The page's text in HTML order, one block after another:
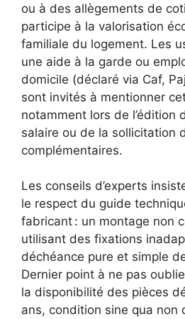
ou à des allègements de
participe à la valorisation
familiale du logement. Les
une aide à la garde ou
domicile (déclaré via Caf,
sont invités à mentionner
notamment lors de l’édition
salaire ou de la sollicitation
complémentaires.
Les conseils d’experts
le respect du guide
fabricant : un montage non
utilisant des fixations
déchéance pure et simple
Dernier point à ne pas
la disponibilité des pièces
ans, condition sine qua non